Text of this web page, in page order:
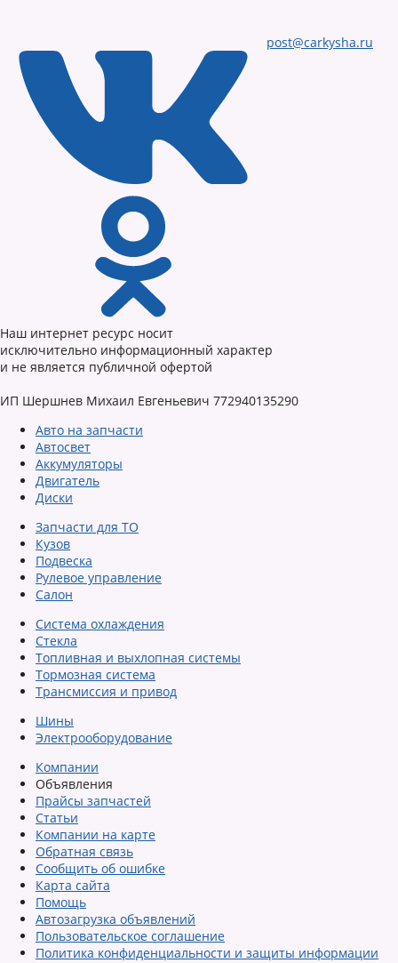
post@carkysha.ru
Наш интернет ресурс носит
исключительно информационный характер
и не является публичной офертой
ИП Шершнев Михаил Евгеньевич 772940135290
Авто на запчасти
Автосвет
Аккумуляторы
Двигатель
Диски
Запчасти для ТО
Кузов
Подвеска
Рулевое управление
Салон
Система охлаждения
Стекла
Топливная и выхлопная системы
Тормозная система
Трансмиссия и привод
Шины
Электрооборудование
Компании
Объявления
Прайсы запчастей
Статьи
Компании на карте
Обратная связь
Сообщить об ошибке
Карта сайта
Помощь
Автозагрузка объявлений
Пользовательское соглашение
Политика конфиденциальности и защиты информации